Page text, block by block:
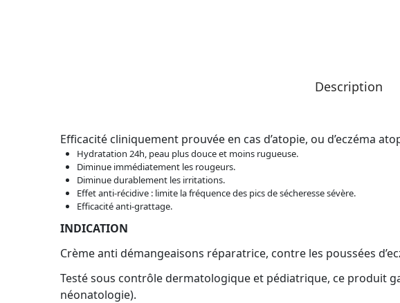
Description
Efficacité cliniquement prouvée en cas d’atopie, ou d’eczéma
Hydratation 24h, peau plus douce et moins rugueuse.
Diminue immédiatement les rougeurs.
Diminue durablement les irritations.
Effet anti-récidive : limite la fréquence des pics de sécheresse sévère.
Efficacité anti-grattage.
INDICATION
Crème anti démangeaisons réparatrice, contre les poussées
Testé sous contrôle dermatologique et pédiatrique, ce produit
néonatologie).